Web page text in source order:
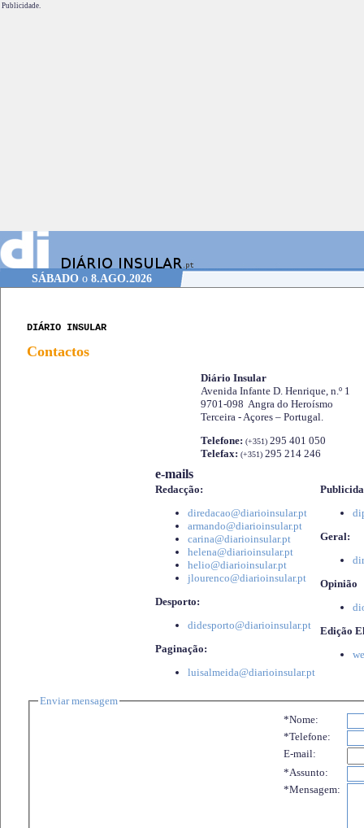
Publicidade.
SÁBADOo 8.AGO.2026
DIÁRIO INSULAR
Contactos
Diário Insular
Avenida Infante D. Henrique, n.º 1
9701-098 Angra do Heroísmo
Terceira - Açores – Portugal.
Telefone: (+351) 295 401 050
Telefax: (+351) 295 214 246
e-mails
Redacção:
diredacao@diarioinsular.pt
armando@diarioinsular.pt
carina@diarioinsular.pt
helena@diarioinsular.pt
helio@diarioinsular.pt
jlourenco@diarioinsular.pt
Desporto:
didesporto@diarioinsular.pt
Paginação:
luisalmeida@diarioinsular.pt
Geral:
Opinião
Edição
Enviar mensagem
*Nome:
*Telefone:
E-mail:
*Assunto:
*Mensagem: